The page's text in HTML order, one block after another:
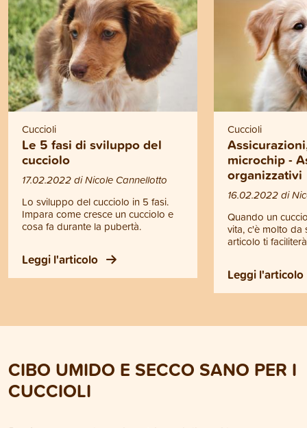
Cuccioli
Le 5 fasi di sviluppo del
cucciolo
17.02.2022 di Nicole Cannellotto
Lo sviluppo del cucciolo in 5 fasi.
Impara come cresce un cucciolo e
cosa fa durante la pubertà.
Leggi l'articolo
Cuccioli
microchip -
organizzativi
16.02.2022 di
Quando un
vita, c'è molto da
articolo ti
Leggi l'articolo
CIBO UMIDO E SECCO SANO PER I
CUCCIOLI